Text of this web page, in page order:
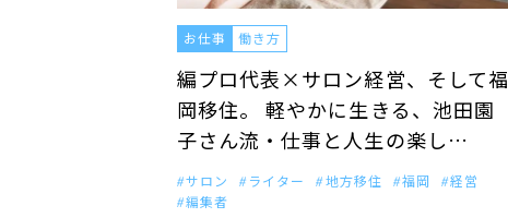
お仕事 働き方
編プロ代表×サロン経営、そして福
岡移住。 軽やかに生きる、池田園
子さん流・仕事と人生の楽し…
サロン ライター 地方移住 福岡
経営
編集者